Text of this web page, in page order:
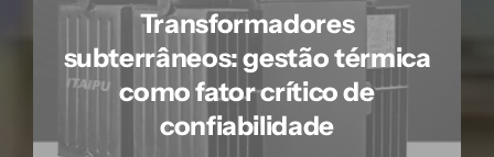
Transformadores
subterrâneos: gestão térmica
como fator crítico de
confiabilidade